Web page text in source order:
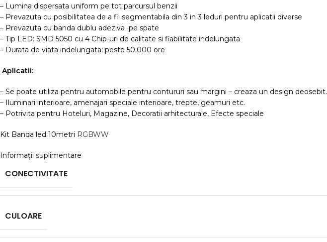
– Lumina dispersata uniform pe tot parcursul benzii
– Prevazuta cu posibilitatea de a fii segmentabila din 3 in 3 leduri pentru aplicatii diverse
– Prevazuta cu banda dublu adeziva pe spate
– Tip LED: SMD 5050 cu 4 Chip-uri de calitate si fiabilitate indelungata
– Durata de viata indelungata: peste 50,000 ore
Aplicatii:
– Se poate utiliza pentru automobile pentru contururi sau margini – creaza un design deosebit.
– Iluminari interioare, amenajari speciale interioare, trepte, geamuri etc.
– Potrivita pentru Hoteluri, Magazine, Decoratii arhitecturale, Efecte speciale
Kit Banda led 10metri RGBWW
Informații suplimentare
CONECTIVITATE
CULOARE